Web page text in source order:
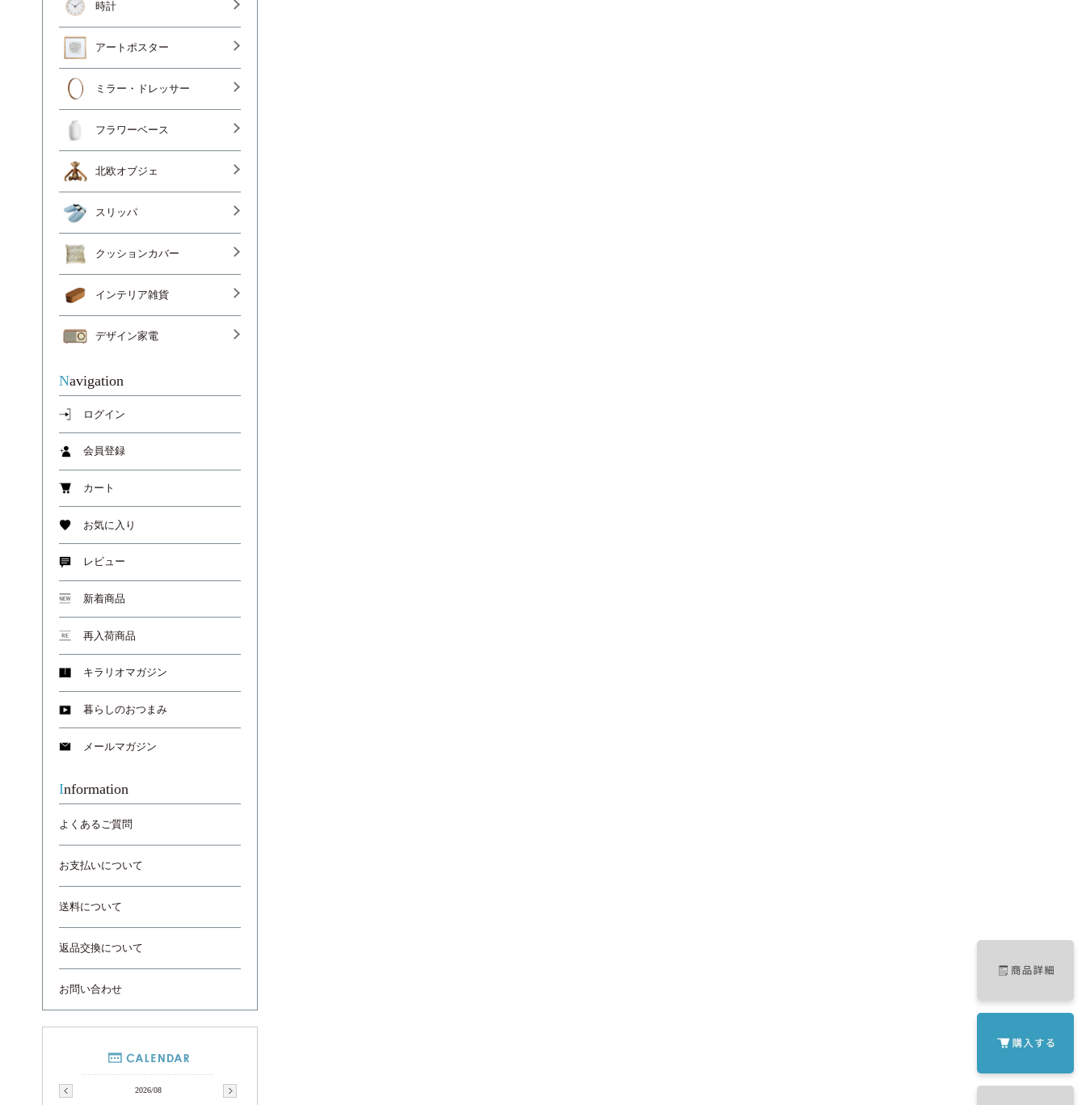
時計
アートポスター
ミラー・ドレッサー
フラワーベース
北欧オブジェ
スリッパ
クッションカバー
インテリア雑貨
デザイン家電
Navigation
ログイン
会員登録
カート
お気に入り
レビュー
新着商品
再入荷商品
キラリオマガジン
暮らしのおつまみ
メールマガジン
Information
よくあるご質問
お支払いについて
送料について
返品交換について
お問い合わせ
2026/08